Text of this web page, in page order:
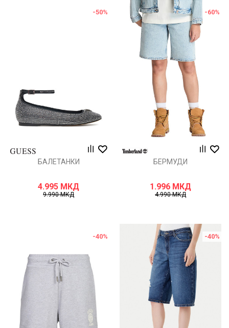
-50%
БАЛЕТАНКИ
4.995 МКД
9.990МКД
-60%
БЕРМУДИ
1.996 МКД
4.990МКД
-40% -40%